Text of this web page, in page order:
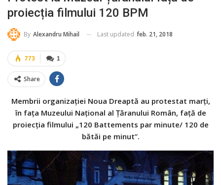
proiecția filmului 120 BPM
By Alexandru Mihail Last updated feb. 21, 2018
1
773
Share
Membrii organizației Noua Dreaptă au protestat marți,
în fața Muzeului Național al Țăranului Român, față de
proiecția filmului „120 Battements par minute/ 120 de
bătăi pe minut”.